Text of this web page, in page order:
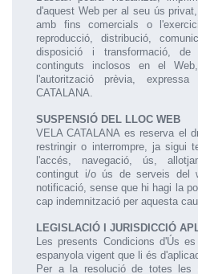
d'aquest Web per al seu ús
amb fins comercials o
reproducció, distribució,
disposició i transformació,
continguts inclosos en el
l'autorització prèvia,
CATALANA.
SUSPENSIÓ DEL LLOC WEB
VELA CATALANA es reserva el
restringir o interrompre, ja sigui
l'accés, navegació, ús,
contingut i/o ús de serveis del
notificació, sense que hi hagi la
cap indemnització per aquesta
LEGISLACIÓ I JURISDICCIÓ
Les presents Condicions d'Ús
espanyola vigent que li és
Per a la resolució de totes les